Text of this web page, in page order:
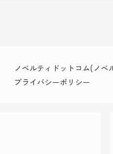
ノベルティドットコム(ノベ
プライバシーポリシー